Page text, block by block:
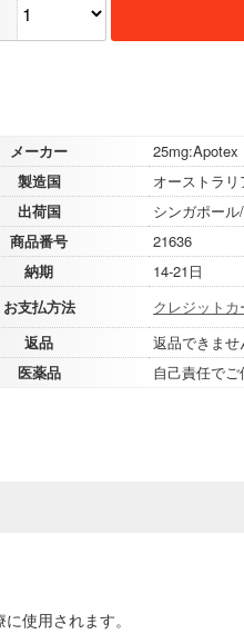
メーカー
製造国
オーストラリ
出荷国
シンガポー
商品番号
21636
納期
14-21日
お支払方法
クレジットカ
返品
返品できま
医薬品
自己責任で
使用されます。